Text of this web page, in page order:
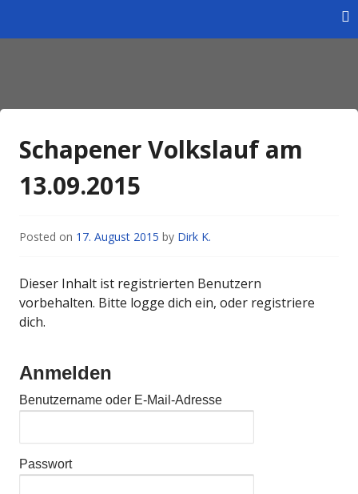
Wintersportverein
Braunschweig e.V.
Schapener Volkslauf am
13.09.2015
Posted on 17. August 2015 by Dirk K.
Dieser Inhalt ist registrierten Benutzern
vorbehalten. Bitte logge dich ein, oder registriere
dich.
Anmelden
Benutzername oder E-Mail-Adresse
Passwort